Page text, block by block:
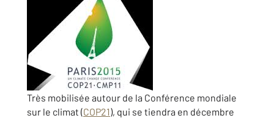
Très mobilisée autour de la Conférence mondiale
sur le climat (COP21), qui se tiendra en décembre